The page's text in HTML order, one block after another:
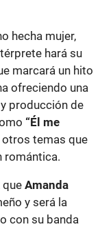
hecha mujer,
hará su
marcará un hito
ofreciendo una
producción de
“Él me
otros temas que
romántica.
que Amanda
y será la
con su banda